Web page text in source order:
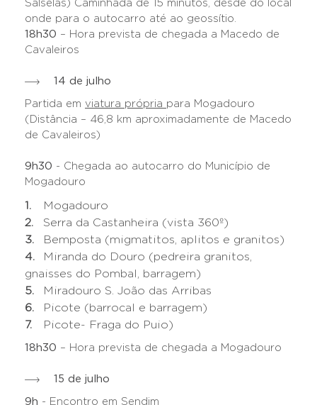
Salselas) Caminhada de 15 minutos, desde do local
onde para o autocarro até ao geossítio.
18h30 – Hora prevista de chegada a Macedo de
Cavaleiros
14 de julho
Partida em viatura própria para Mogadouro
(Distância – 46,8 km aproximadamente de Macedo
de Cavaleiros)
9h30 - Chegada ao autocarro do Município de
Mogadouro
Mogadouro
Serra da Castanheira (vista 360º)
Bemposta (migmatitos, aplitos e granitos)
Miranda do Douro (pedreira granitos,
gnaisses do Pombal, barragem)
Miradouro S. João das Arribas
Picote (barrocal e barragem)
Picote- Fraga do Puio)
18h30 – Hora prevista de chegada a Mogadouro
15 de julho
9h - Encontro em Sendim